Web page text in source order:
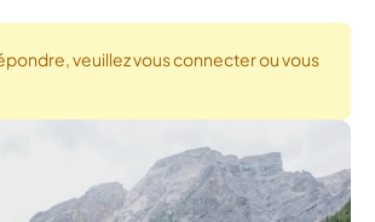
veuillez vous connecter ou vous